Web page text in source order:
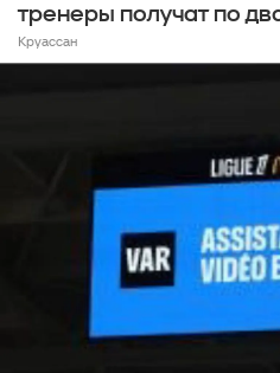
тренеры получат по
Круассан